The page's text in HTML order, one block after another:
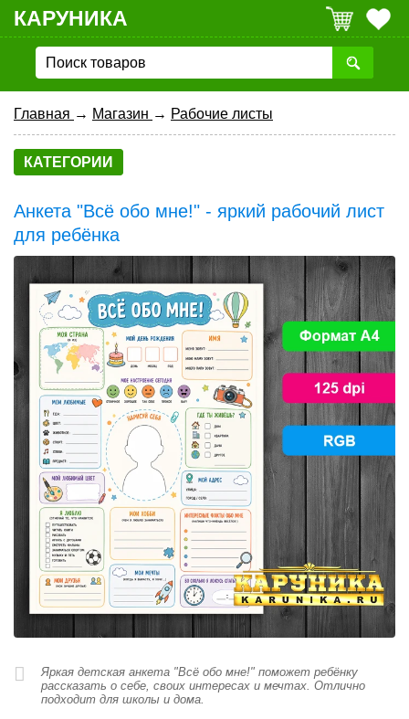
КАРУНИКА
Главная → Магазин → Рабочие листы
КАТЕГОРИИ
Анкета "Всё обо мне!" - яркий рабочий лист
для ребёнка
Яркая детская анкета "Всё обо мне!" поможет ребёнку
рассказать о себе, своих интересах и мечтах. Отлично
подходит для школы и дома.